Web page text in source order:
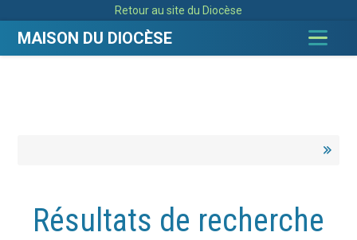
contenu.
la
Retour au site du Diocèse
MAISON DU DIOCÈSE
Résultats de recherche